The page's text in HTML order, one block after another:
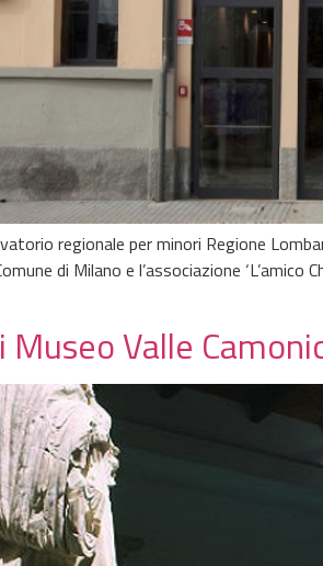
regionale per minori Regione
di Milano e l’associazione
Valle